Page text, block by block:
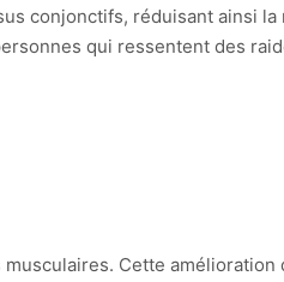
conjonctifs, réduisant ainsi la
qui ressentent des
Cette amélioration